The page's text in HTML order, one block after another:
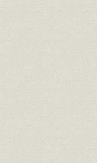
重化学工業化と九州
2 電気利用の広がり
電気事業の拡大
長距離高圧送電技
金属線電球の登場
電気料金の低下
3 九州の電気事業
ブームの波及と電灯